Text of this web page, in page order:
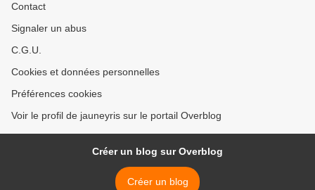
Contact
Signaler un abus
C.G.U.
Cookies et données personnelles
Préférences cookies
Voir le profil de jauneyris sur le portail Overblog
Créer un blog sur Overblog
Créer un blog